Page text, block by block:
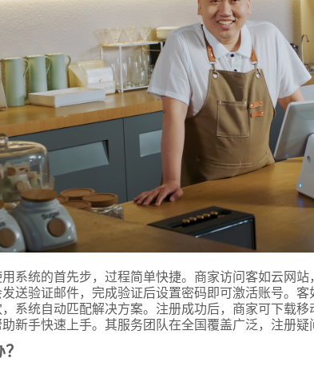
系统的首先步，过程简单快捷。商家访问客如云网站
送验证邮件，完成验证后设置密码即可激活账号。
系统自动匹配解决方案。注册成功后，商家可下载
新手快速上手。其服务团队在全国覆盖广泛，注册疑
联系方式
+86
*所属业态
*我的姓名